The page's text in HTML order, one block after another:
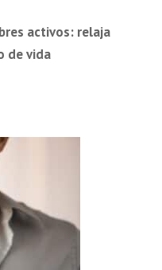
activos: relaja
de vida